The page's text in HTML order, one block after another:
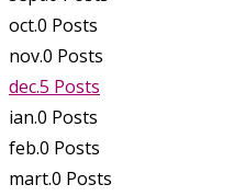
oct.0 Posts
nov.0 Posts
dec.5 Posts
ian.0 Posts
feb.0 Posts
mart.0 Posts